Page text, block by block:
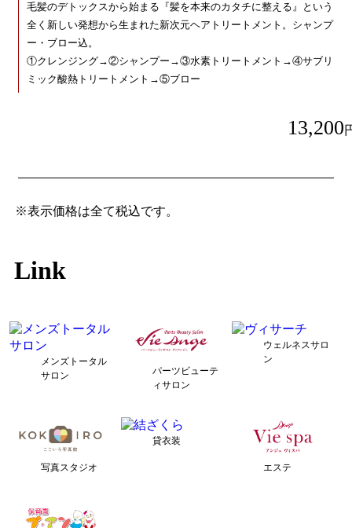
毛髪のデトックスから始まる『髪を本来のカタチに整える』という
全く新しい発想から生まれた新次元ヘアトリートメント。シャンプ
ー・ブロー込。
①クレンジング→②シャンプー→③水素トリートメント→④サブリ
ミック酸熱トリートメント→⑤ブロー
13,200
※表示価格は全て税込です。
Link
メンズトータル
サロン
パーツビューテ
ィサロン
ウェルネスサロ
ン
写真スタジオ
貸衣装
エステ